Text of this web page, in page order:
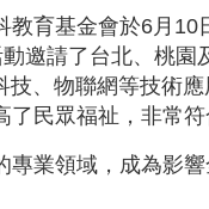
育基金會於6月
邀請了台北、桃
、物聯網等技術
民眾福祉，非常
業領域，成為影